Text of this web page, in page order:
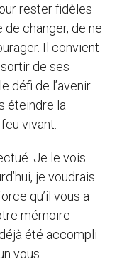
rester fidèles
de changer, de ne
Il convient
de ses
défi de l’avenir.
éteindre la
vivant.
Je le vois
je voudrais
qu’il vous a
mémoire
été accompli
vous